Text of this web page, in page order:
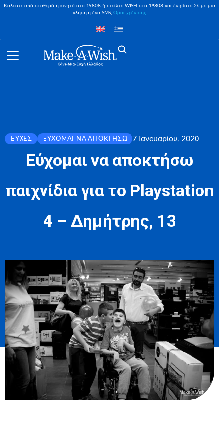
Καλέστε από σταθερό ή κινητό στο 19808 ή στείλτε WISH στο 19808 και δωρίστε 2€ με μια
κλήση ή ένα SMS,Όροι χρέωσης
ΕΥΧΈΣ ΕΎΧΟΜΑΙ ΝΑ ΑΠΟΚΤΉΣΩ 7 Ιανουαρίου, 2020
Εύχομαι να αποκτήσω
παιχνίδια για το Playstation
4 – Δημήτρης, 13